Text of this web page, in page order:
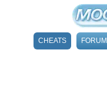
CHEATS FORUM